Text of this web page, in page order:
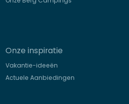
Onze inspiratie
Vakantie-ideeën
Actuele Aanbiedingen